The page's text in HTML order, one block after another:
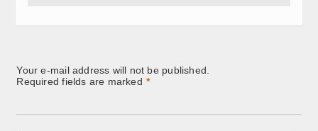
Your e-mail address will not be published.
Required fields are marked *